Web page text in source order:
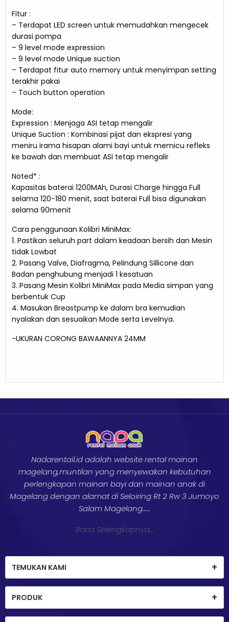
Fitur :
– Terdapat LED screen untuk memudahkan mengecek
durasi pompa
– 9 level mode expression
– 9 level mode Unique suction
– Terdapat fitur auto memory untuk menyimpan setting
terakhir pakai
– Touch button operation
Mode:
Expression : Menjaga ASI tetap mengalir
Unique Suction : Kombinasi pijat dan ekspresi yang
meniru irama hisapan alami bayi untuk memicu refleks
ke bawah dan membuat ASI tetap mengalir
Noted* :
Kapasitas baterai 1200MAh, Durasi Charge hingga Full
selama 120-180 menit, saat baterai Full bisa digunakan
selama 90menit
Cara penggunaan Kolibri MiniMax:
1. Pastikan seluruh part dalam keadaan bersih dan Mesin
tidak Lowbat
2. Pasang Valve, Diafragma, Pelindung Sillicone dan
Badan penghubung menjadi 1 kesatuan
3. Pasang Mesin Kolibri MiniMax pada Media simpan yang
berbentuk Cup
4. Masukan Breastpump ke dalam bra kemudian
nyalakan dan sesuaikan Mode serta Levelnya.
-UKURAN CORONG BAWAANNYA 24MM
Nadarentail.id adalah website rental mainan
magelang,muntilan yang menyewakan kebutuhan
perlengkapan mainan bayi dan mainan anak di
Magelang dengan alamat di Seloiring Rt 2 Rw 3 Jumoyo
Salam Magelang.....
Baca Selengkapnya...
TEMUKAN KAMI
PRODUK